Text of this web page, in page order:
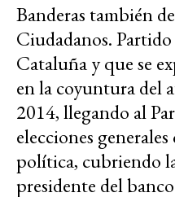
Banderas también
Ciudadanos.
Cataluña y que se
en la coyuntura del
2014, llegando al
elecciones
política, cubriendo
presidente del